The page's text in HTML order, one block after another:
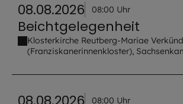
08.08.2026 08:00 Uhr
Beichtgelegenheit
Klosterkirche Reutberg-Mariae
(Franziskanerinnenkloster),
08:00 Uhr